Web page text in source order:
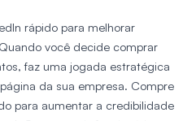
rápido para melhorar
você decide comprar
faz uma jogada estratégica
da sua empresa. Compre
para aumentar a credibilidade